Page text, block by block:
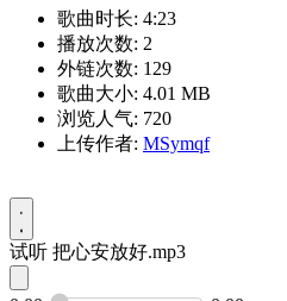
歌曲时长: 4:23
播放次数: 2
外链次数: 129
歌曲大小: 4.01 MB
浏览人气: 720
上传作者: MSymqf
试听 把心安放好.mp3